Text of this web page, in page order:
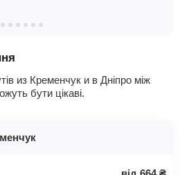
из Кременчук и в Дніпро між
бути цікаві.